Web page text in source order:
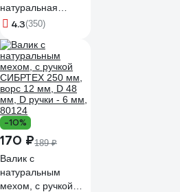
натуральная
щетина,
824405
4.3(350)
-10%
170 ₽189 ₽
Валик с
натуральным
мехом, с ручкой